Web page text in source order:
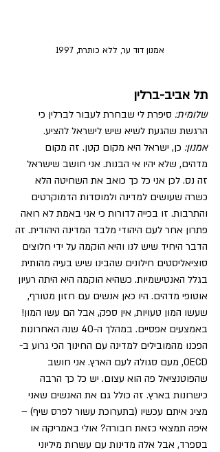
אמנון דוד ער, ללא כותרת, 1997
תל אביב-ברלין
שלומית: סיפרת לי שבחרת לעבור לברלין כי
הרגשת שהגעת לשיא שיש לישראל להציע.
אמנון: כן, ישראל היא מקום קטן. זה מקום
מדהים, שלא יהיו אי הבנות. אני חושב שישראל
זה נס. לכן אני כל כך כואב את השחיטה הלא
כשרה שעושים למדינה ולמוסדות הדמוקרטים
והתרבות. זו בכייה לדורות כי אני באמת לא רואה
פתרון אחר לעם היהודי מלבד המדינה היהודית. זה
הדבר היחיד שיש לנו והיא הוקמה על ידי חלוצים
סוציאליסטים חילונים שהבינו שיש בעיה מהותית
בגלל האנטישמיות. כשהיא הוקמה היא היתה רעיון
אוטופי מדהים. היו כאן אנשים עם חזון מטורף,
שעשו המון טעויות, אין ספק, אבל הם עשו המון!
באמצעים אפסיים. במהלך ה-40 שנה האחרונות
הפכנו מהמובילים למדינה עם החינוך הכי גרוע ב-
OECD, מעם סגולה לעם הארץ. אני חושב
שהפוטנציאל פה הוא עצום. יש כל כך הרבה
כישרונות בארץ. זה כולל גם את האנשים שאני
מציג איתם עכשיו (בתערוכת עשור לפרס שיף) –
איפה תמצאי כזאת חבורה? אולי באמריקה או
בספרד, אבל אלה מדינות עם עשרות מיליוני